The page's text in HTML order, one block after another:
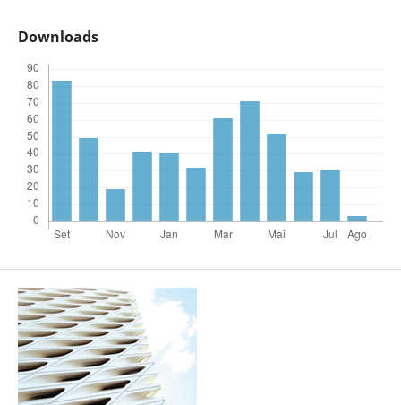
Downloads